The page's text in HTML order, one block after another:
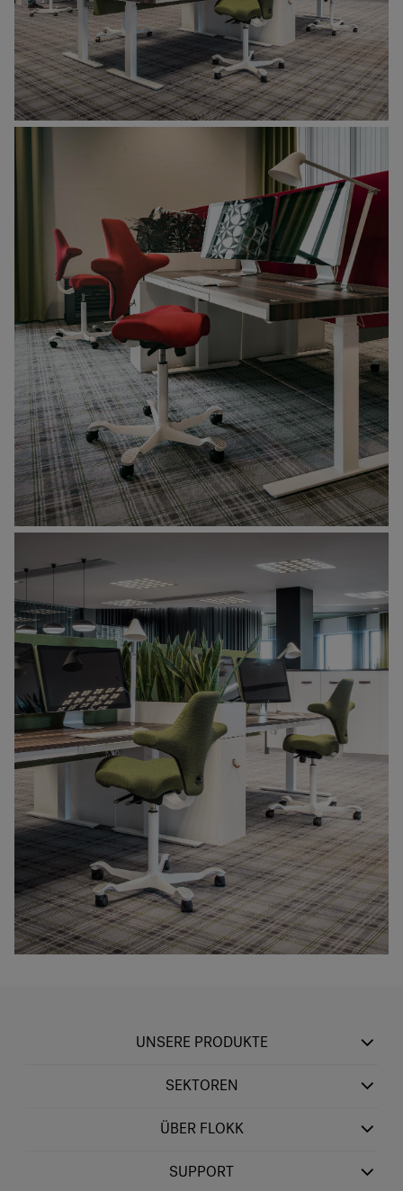
UNSERE PRODUKTE
SEKTOREN
ÜBER FLOKK
SUPPORT